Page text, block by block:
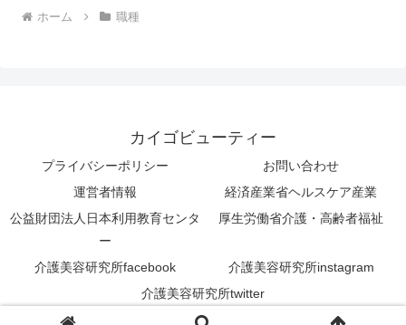
ホーム 職種
カイゴビューティー
プライバシーポリシー
お問い合わせ
運営者情報
経済産業省ヘルスケア産業
公益財団法人日本利用教育センタ
ー
厚生労働省介護・高齢者福祉
介護美容研究所facebook
介護美容研究所instagram
介護美容研究所twitter